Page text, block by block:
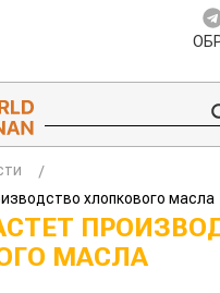
хлопкового масла
МАСЛА